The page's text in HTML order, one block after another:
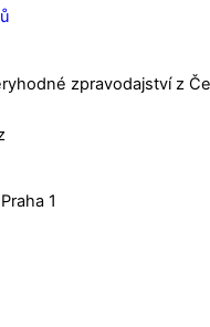
zpravodajství z
1